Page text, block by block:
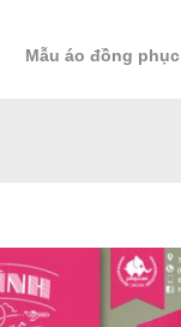
Mẫu áo đồng phục